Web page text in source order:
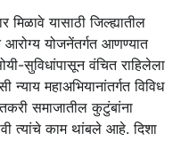
मिळावे यासाठी जिल्ह्यातील
योजनेंतर्गत आणण्यात
सुविधांपासून वंचित राहिलेला
महाअभियानांतर्गत विविध
समाजातील कुटुंबांना
त्यांचे काम थांबले आहे. दिशा